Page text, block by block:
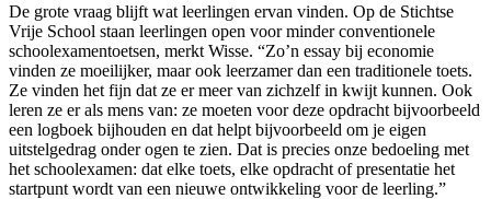
De grote vraag blijft wat leerlingen ervan vinden. Op de Stichtse
Vrije School staan leerlingen open voor minder conventionele
schoolexamentoetsen, merkt Wisse. “Zo’n essay bij economie
vinden ze moeilijker, maar ook leerzamer dan een traditionele toets.
Ze vinden het fijn dat ze er meer van zichzelf in kwijt kunnen. Ook
leren ze er als mens van: ze moeten voor deze opdracht bijvoorbeeld
een logboek bijhouden en dat helpt bijvoorbeeld om je eigen
uitstelgedrag onder ogen te zien. Dat is precies onze bedoeling met
het schoolexamen: dat elke toets, elke opdracht of presentatie het
startpunt wordt van een nieuwe ontwikkeling voor de leerling.”